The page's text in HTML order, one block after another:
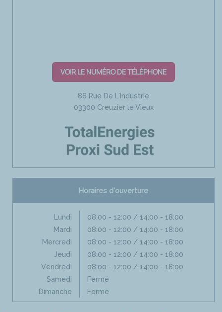
VOIR LE NUMÉRO DE TÉLÉPHONE
86 Rue De L'Industrie
03300 Creuzier le Vieux
Horaires d'ouverture
Lundi
08:00 - 12:00 / 14:00 - 18:00
Mardi
08:00 - 12:00 / 14:00 - 18:00
Mercredi
08:00 - 12:00 / 14:00 - 18:00
Jeudi
08:00 - 12:00 / 14:00 - 18:00
Vendredi
08:00 - 12:00 / 14:00 - 18:00
Samedi
Fermé
Dimanche
Fermé